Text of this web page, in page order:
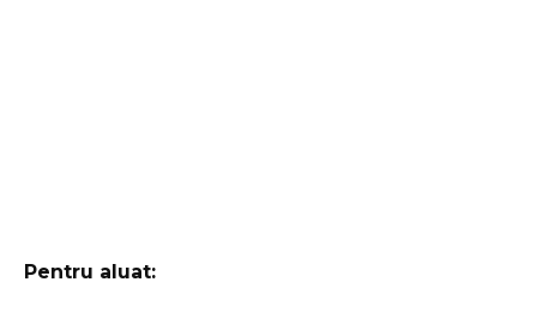
Pentru aluat: